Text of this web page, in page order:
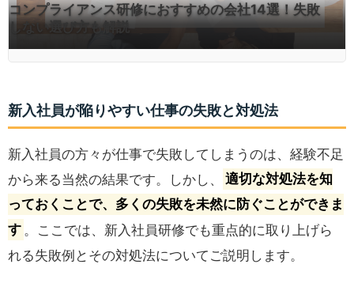
コンプライアンス研修におすすめの会社14選！失敗
しない選び方も解説
新入社員が陥りやすい仕事の失敗と対処法
新入社員の方々が仕事で失敗してしまうのは、経験不足
から来る当然の結果です。しかし、
適切な対処法を知
っておくことで、多くの失敗を未然に防ぐことができま
す 。ここでは、新入社員研修でも重点的に取り上げら
れる失敗例とその対処法についてご説明します。